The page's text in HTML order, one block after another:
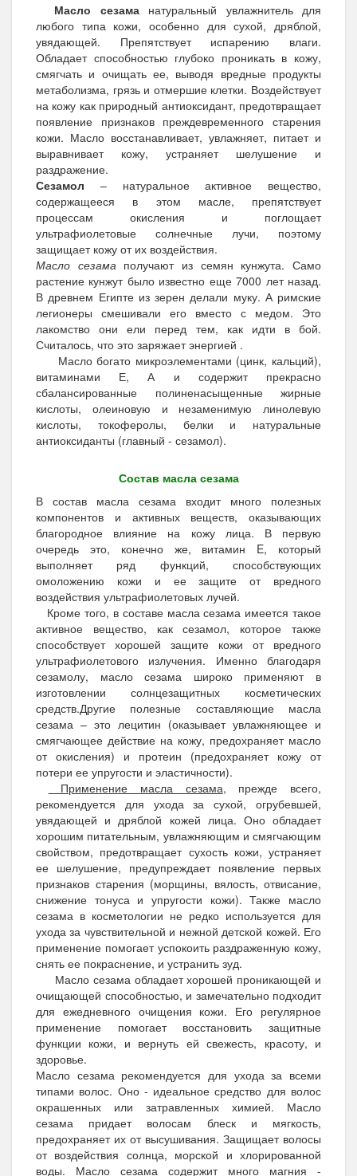
Масло сезаманатуральный увлажнитель для
любого типа кожи, особенно для сухой, дряблой,
увядающей. Препятствует испарению влаги.
Обладает способностью глубоко проникать в кожу,
смягчать и очищать ее, выводя вредные продукты
метаболизма, грязь и отмершие клетки. Воздействует
на кожу как природный антиоксидант, предотвращает
появление признаков преждевременного старения
кожи. Масло восстанавливает, увлажняет, питает и
выравнивает кожу, устраняет шелушение и
раздражение.
Сезамол – натуральное активное вещество,
содержащееся в этом масле, препятствует
процессам окисления и поглощает
ультрафиолетовые солнечные лучи, поэтому
защищает кожу от их воздействия.
Масло сезама получают из семян кунжута. Само
растение кунжут было известно еще 7000 лет назад.
В древнем Египте из зерен делали муку. А римские
легионеры смешивали его вместо с медом. Это
лакомство они ели перед тем, как идти в бой.
Считалось, что это заряжает энергией .
Масло богато микроэлементами (цинк, кальций),
витаминами Е, А и содержит прекрасно
сбалансированные полиненасыщенные жирные
кислоты, олеиновую и незаменимую линолевую
кислоты, токоферолы, белки и натуральные
антиоксиданты (главный - сезамол).
Состав масла сезама
В состав масла сезама входит много полезных
компонентов и активных веществ, оказывающих
благородное влияние на кожу лица. В первую
очередь это, конечно же, витамин E, который
выполняет ряд функций, способствующих
омоложению кожи и ее защите от вредного
воздействия ультрафиолетовых лучей.
Кроме того, в составе масла сезама имеется такое
активное вещество, как сезамол, которое также
способствует хорошей защите кожи от вредного
ультрафиолетового излучения. Именно благодаря
сезамолу, масло сезама широко применяют в
изготовлении солнцезащитных косметических
средств.Другие полезные составляющие масла
сезама – это лецитин (оказывает увлажняющее и
смягчающее действие на кожу, предохраняет масло
от окисления) и протеин (предохраняет кожу от
потери ее упругости и эластичности).
Применение масла сезама, прежде всего,
рекомендуется для ухода за сухой, огрубевшей,
увядающей и дряблой кожей лица. Оно обладает
хорошим питательным, увлажняющим и смягчающим
свойством, предотвращает сухость кожи, устраняет
ее шелушение, предупреждает появление первых
признаков старения (морщины, вялость, отвисание,
снижение тонуса и упругости кожи). Также масло
сезама в косметологии не редко используется для
ухода за чувствительной и нежной детской кожей. Его
применение помогает успокоить раздраженную кожу,
снять ее покраснение, и устранить зуд.
Масло сезама обладает хорошей проникающей и
очищающей способностью, и замечательно подходит
для ежедневного очищения кожи. Его регулярное
применение помогает восстановить защитные
функции кожи, и вернуть ей свежесть, красоту, и
здоровье.
Масло сезама рекомендуется для ухода за всеми
типами волос. Оно - идеальное средство для волос
окрашенных или затравленных химией. Масло
сезама придает волосам блеск и мягкость,
предохраняет их от высушивания. Защищает волосы
от воздействия солнца, морской и хлорированной
воды. Масло сезама содержит много магния -